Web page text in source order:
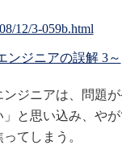
ンジニアの誤解 3～
ジニアは、問題が
と思い込み、や
てしまう。